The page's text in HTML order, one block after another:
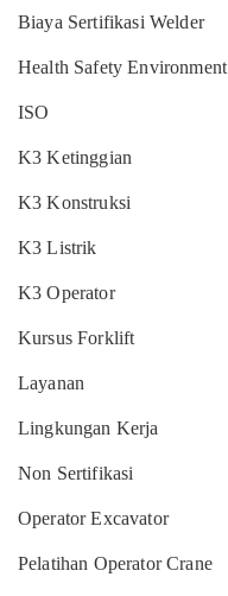
Biaya Sertifikasi Welder
Health Safety Environment
ISO
K3 Ketinggian
K3 Konstruksi
K3 Listrik
K3 Operator
Kursus Forklift
Layanan
Lingkungan Kerja
Non Sertifikasi
Operator Excavator
Pelatihan Operator Crane